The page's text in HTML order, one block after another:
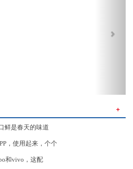
＋
鲜是春天的味道
，使用起来，个个
和vivo，这配